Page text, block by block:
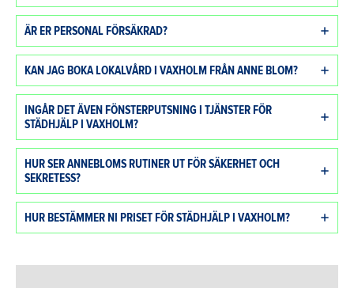
ÄR ER PERSONAL FÖRSÄKRAD?
KAN JAG BOKA LOKALVÅRD I VAXHOLM FRÅN ANNE BLOM?
INGÅR DET ÄVEN FÖNSTERPUTSNING I TJÄNSTER FÖR
STÄDHJÄLP I VAXHOLM?
HUR SER ANNEBLOMS RUTINER UT FÖR SÄKERHET OCH
SEKRETESS?
HUR BESTÄMMER NI PRISET FÖR STÄDHJÄLP I VAXHOLM?